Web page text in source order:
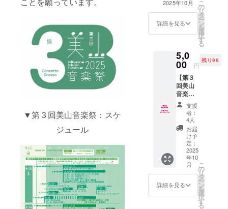
▼第３回美山音楽祭：スケ
ジュール
業など関係
なく、音楽
を愛する
できる場の
③西洋音楽
に限らな
い、幅広い
音楽の発
④音楽のみ
にとどまら
ない、幅広
いアート活
動とのコラ
ト終了後には感
謝の気持ちを込
めてお礼のメー
（メールの宛
名）をご記入く
2025年10月
詳細を見る
こ
の
リ
タ
ー
ン
を
選
択
す
る
5,0
00 円
残り96
【第３
回美山
音楽祭
オリジ
ナルク
リア
ファイ
ル】 ・
第３回
美山音
楽祭オ
リジナ
ルクリ
アファ
イルで
す。感
支援
者：
4人
お届
け予
定：
2025
年10
月
詳細を見る
こ
の
リ
タ
ー
ン
を
選
択
す
る